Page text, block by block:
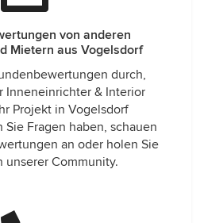
von anderen
Mietern aus Vogelsdorf
durch,
Inneneinrichter & Interior
Projekt in Vogelsdorf
Fragen haben, schauen
an oder holen Sie
unserer Community.